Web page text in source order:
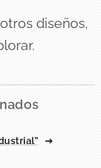
diseños,